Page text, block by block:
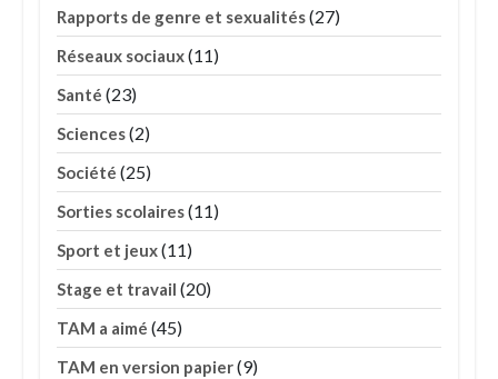
Rapports de genre et sexualités(27)
Réseaux sociaux(11)
Santé (23)
Sciences(2)
Société (25)
Sorties scolaires(11)
Sport et jeux(11)
Stage et travail (20)
TAM a aimé (45)
TAM en version papier(9)